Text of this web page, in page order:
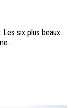
Les six plus beaux